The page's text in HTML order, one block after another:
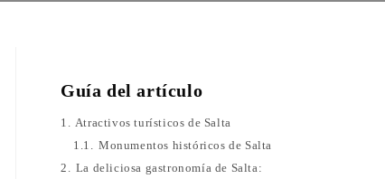
Guía del artículo
1. Atractivos turísticos de Salta
1.1. Monumentos históricos de Salta
2. La deliciosa gastronomía de Salta: